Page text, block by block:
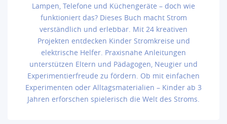
Lampen, Telefone und Küchengeräte – doch wie
funktioniert das? Dieses Buch macht Strom
verständlich und erlebbar. Mit 24 kreativen
Projekten entdecken Kinder Stromkreise und
elektrische Helfer. Praxisnahe Anleitungen
unterstützen Eltern und Pädagogen, Neugier und
Experimentierfreude zu fördern. Ob mit einfachen
Experimenten oder Alltagsmaterialien – Kinder ab 3
Jahren erforschen spielerisch die Welt des Stroms.